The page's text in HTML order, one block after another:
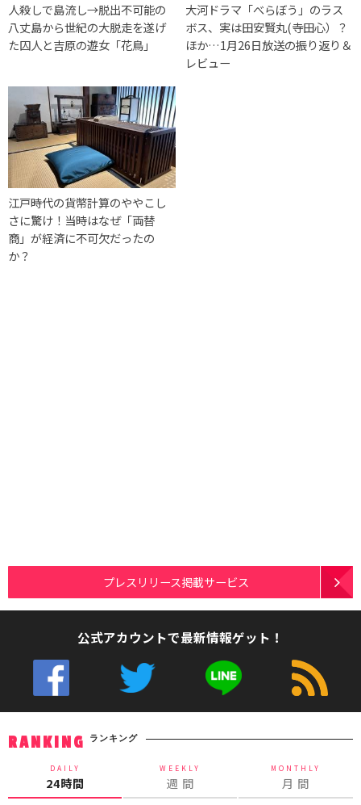
人殺しで島流し→脱出不可能の
八丈島から世紀の大脱走を遂げ
た囚人と吉原の遊女「花鳥」
大河ドラマ「べらぼう」のラス
ボス、実は田安賢丸(寺田心）？
ほか…1月26日放送の振り返り＆
レビュー
江戸時代の貨幣計算のややこし
さに驚け！当時はなぜ「両替
商」が経済に不可欠だったの
か？
プレスリリース掲載サービス
公式アカウントで最新情報ゲット！
RANKING ランキング
DAILY
24時間
WEEKLY
週 間
MONTHLY
月 間